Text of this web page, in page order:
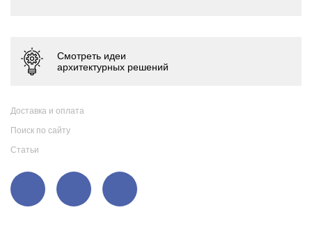
Доставка и оплата
Поиск по сайту
Статьи